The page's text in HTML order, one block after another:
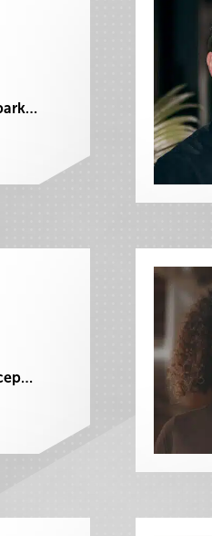
jacob.ode@dalarnasciencepark.se
jorgen.steen@dalarnasciencepark.se